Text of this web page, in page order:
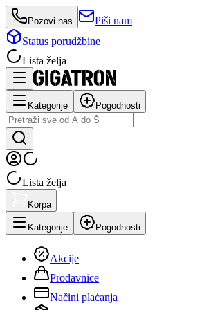
Pozovi nas
Piši nam
Status porudžbine
Lista želja
Kategorije Pogodnosti
Lista želja
Korpa
Kategorije Pogodnosti
Akcije
Prodavnice
Načini plaćanja